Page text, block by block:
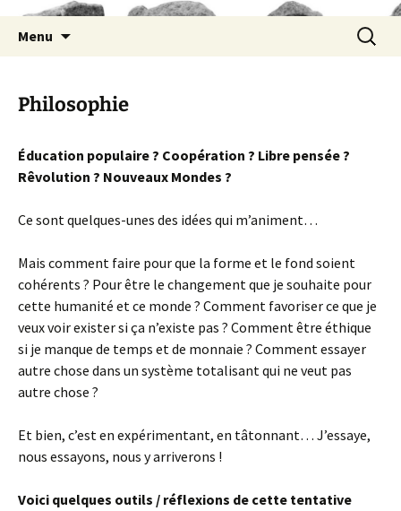
Menu
Philosophie
Éducation populaire ? Coopération ? Libre pensée ?
Rêvolution ? Nouveaux Mondes ?
Ce sont quelques-unes des idées qui m’animent…
Mais comment faire pour que la forme et le fond soient
cohérents ? Pour être le changement que je souhaite pour
cette humanité et ce monde ? Comment favoriser ce que je
veux voir exister si ça n’existe pas ? Comment être éthique
si je manque de temps et de monnaie ? Comment essayer
autre chose dans un système totalisant qui ne veut pas
autre chose ?
Et bien, c’est en expérimentant, en tâtonnant… J’essaye,
nous essayons, nous y arriverons !
Voici quelques outils / réflexions de cette tentative